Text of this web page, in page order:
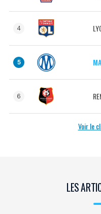
4
5
6
Voir le
LES